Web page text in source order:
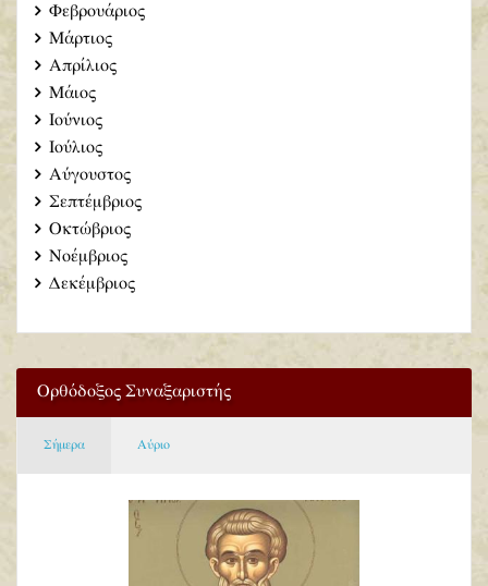
Φεβρουάριος
Μάρτιος
Απρίλιος
Μάιος
Ιούνιος
Ιούλιος
Αύγουστος
Σεπτέμβριος
Οκτώβριος
Νοέμβριος
Δεκέμβριος
Ορθόδοξος Συναξαριστής
Σήμερα Αύριο